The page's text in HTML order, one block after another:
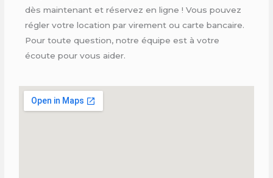
dès maintenant et réservez en ligne ! Vous pouvez
régler votre location par virement ou carte bancaire.
Pour toute question, notre équipe est à votre
écoute pour vous aider.